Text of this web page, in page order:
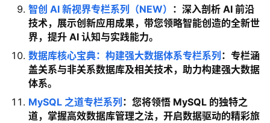
智创 AI 新视界专栏系列（NEW） ：深入剖析 AI 前沿
技术，展示创新应用成果，带您领略智能创造的全新世
界，提升 AI 认知与实践能力。
数据库核心宝典：构建强大数据体系专栏系列 ：专栏涵
盖关系与非关系数据库及相关技术，助力构建强大数据
体系。
MySQL 之道专栏系列 ：您将领悟 MySQL 的独特之
道，掌握高效数据库管理之法，开启数据驱动的精彩旅